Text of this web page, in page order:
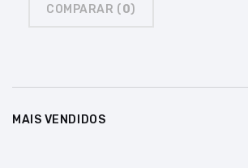
COMPARAR (0)
MAIS VENDIDOS